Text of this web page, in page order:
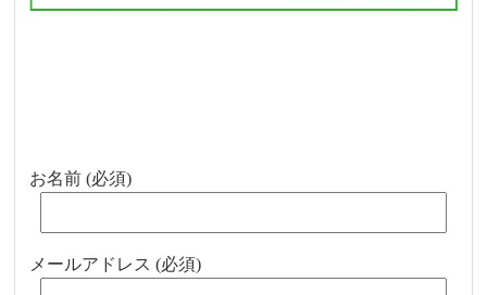
お名前 (必須)
メールアドレス (必須)